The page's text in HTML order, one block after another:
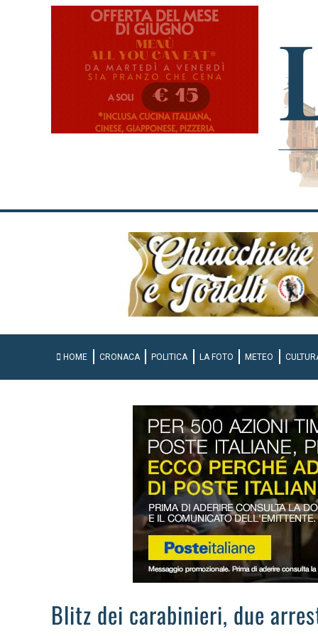
HOME CRONACA POLITICA LA FOTO METEO
Blitz dei carabinieri, due